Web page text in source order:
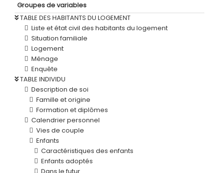
Groupes de variables
TABLE DES HABITANTS DU LOGEMENT
Liste et état civil des habitants du logement
Situation familiale
Logement
Ménage
Enquête
TABLE INDIVIDU
Description de soi
Famille et origine
Formation et diplômes
Calendrier personnel
Vies de couple
Enfants
Caractéristiques des enfants
Enfants adoptés